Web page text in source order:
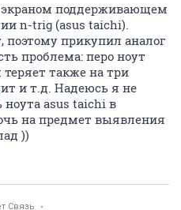
экраном поддерживающем
n-trig (asus taichi).
поэтому прикупил аналог
проблема: перо ноут
также на три
и т.д. Надеюсь я не
asus taichi в
на предмет выявления
))
Связь